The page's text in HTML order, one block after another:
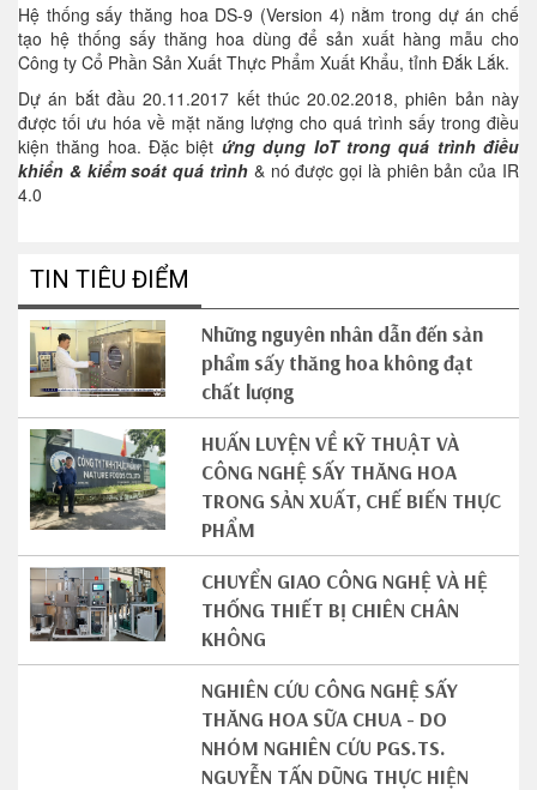
Hệ thống sấy thăng hoa DS-9 (Version 4) nằm trong dự án chế
tạo hệ thống sấy thăng hoa dùng để sản xuất hàng mẫu cho
Công ty Cổ Phần Sản Xuất Thực Phẩm Xuất Khẩu, tỉnh Đắk Lắk.
Dự án bắt đầu 20.11.2017 kết thúc 20.02.2018, phiên bản này
được tối ưu hóa về mặt năng lượng cho quá trình sấy trong điều
kiện thăng hoa. Đặc biệt ứng dụng IoT trong quá trình điều
khiển & kiểm soát quá trình & nó được gọi là phiên bản của IR
4.0
TIN TIÊU ĐIỂM
Những nguyên nhân dẫn đến sản
phẩm sấy thăng hoa không đạt
chất lượng
HUẤN LUYỆN VỀ KỸ THUẬT VÀ
CÔNG NGHỆ SẤY THĂNG HOA
TRONG SẢN XUẤT, CHẾ BIẾN THỰC
PHẨM
CHUYỂN GIAO CÔNG NGHỆ VÀ HỆ
THỐNG THIẾT BỊ CHIÊN CHÂN
KHÔNG
NGHIÊN CỨU CÔNG NGHỆ SẤY
THĂNG HOA SỮA CHUA - DO
NHÓM NGHIÊN CỨU PGS.TS.
NGUYỄN TẤN DŨNG THỰC HIỆN